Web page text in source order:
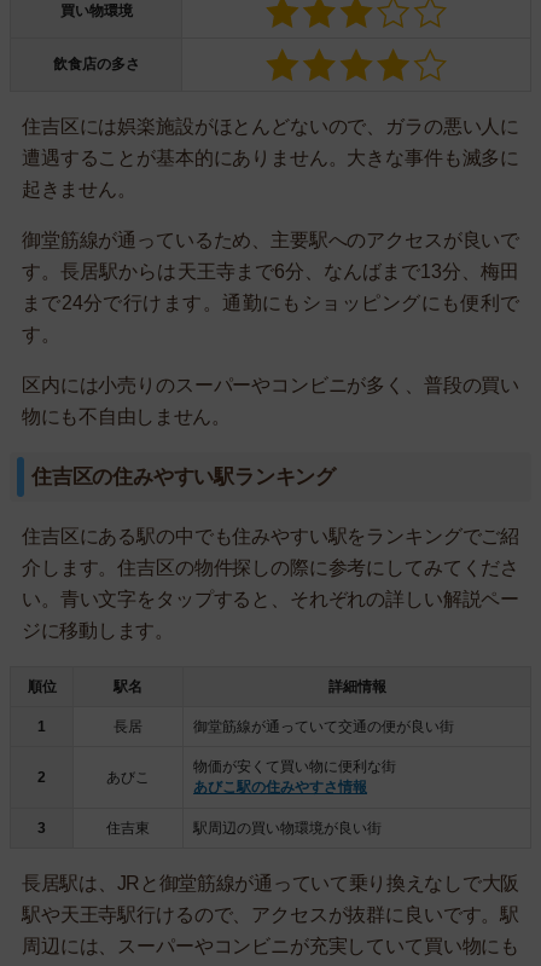
買い物環境
飲食店の多さ
住吉区には娯楽施設がほとんどないので、ガラの悪い人に
遭遇することが基本的にありません。大きな事件も滅多に
起きません。
御堂筋線が通っているため、主要駅へのアクセスが良いで
す。長居駅からは天王寺まで6分、なんばまで13分、梅田
まで24分で行けます。通勤にもショッピングにも便利で
す。
区内には小売りのスーパーやコンビニが多く、普段の買い
物にも不自由しません。
住吉区の住みやすい駅ランキング
住吉区にある駅の中でも住みやすい駅をランキングでご紹
介します。住吉区の物件探しの際に参考にしてみてくださ
い。青い文字をタップすると、それぞれの詳しい解説ペー
ジに移動します。
順位 駅名 詳細情報
1 長居 御堂筋線が通っていて交通の便が良い街
2 あびこ
物価が安くて買い物に便利な街
あびこ駅の住みやすさ情報
3 住吉東 駅周辺の買い物環境が良い街
長居駅は、JRと御堂筋線が通っていて乗り換えなしで大阪
駅や天王寺駅行けるので、アクセスが抜群に良いです。駅
周辺には、スーパーやコンビニが充実していて買い物にも